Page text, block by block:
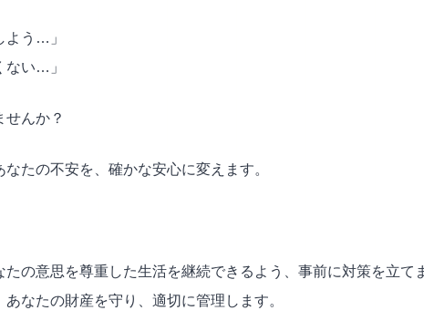
よう…」
ない…」
せんか？
たの不安を、確かな安心に変えます。
たの意思を尊重した生活を継続できるよう、事前に対策を立て
なたの財産を守り、適切に管理します。